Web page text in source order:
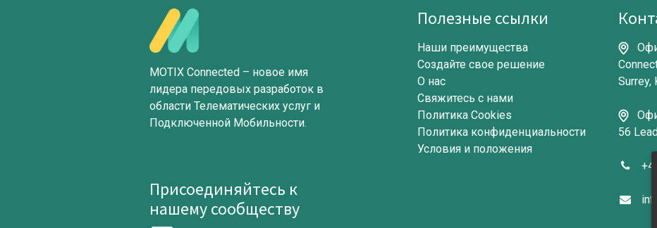
MOTIX Connected – новое имя
лидера передовых разработок в
области Телематических услуг и
Подключенной Мобильности.
Присоединяйтесь к
нашему сообществу
Полезные ссылки​
Наши преимущества​
Создайте свое решение​
О нас
Свяжитесь с нами
Политика Cookies
Политика конфиденциальности
Условия и положения
Surrey,
56